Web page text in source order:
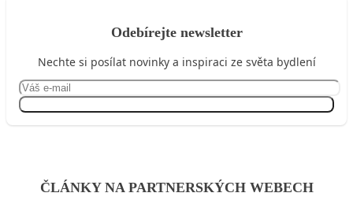
Odebírejte newsletter
Nechte si posílat novinky a inspiraci ze světa bydlení
ČLÁNKY NA PARTNERSKÝCH WEBECH